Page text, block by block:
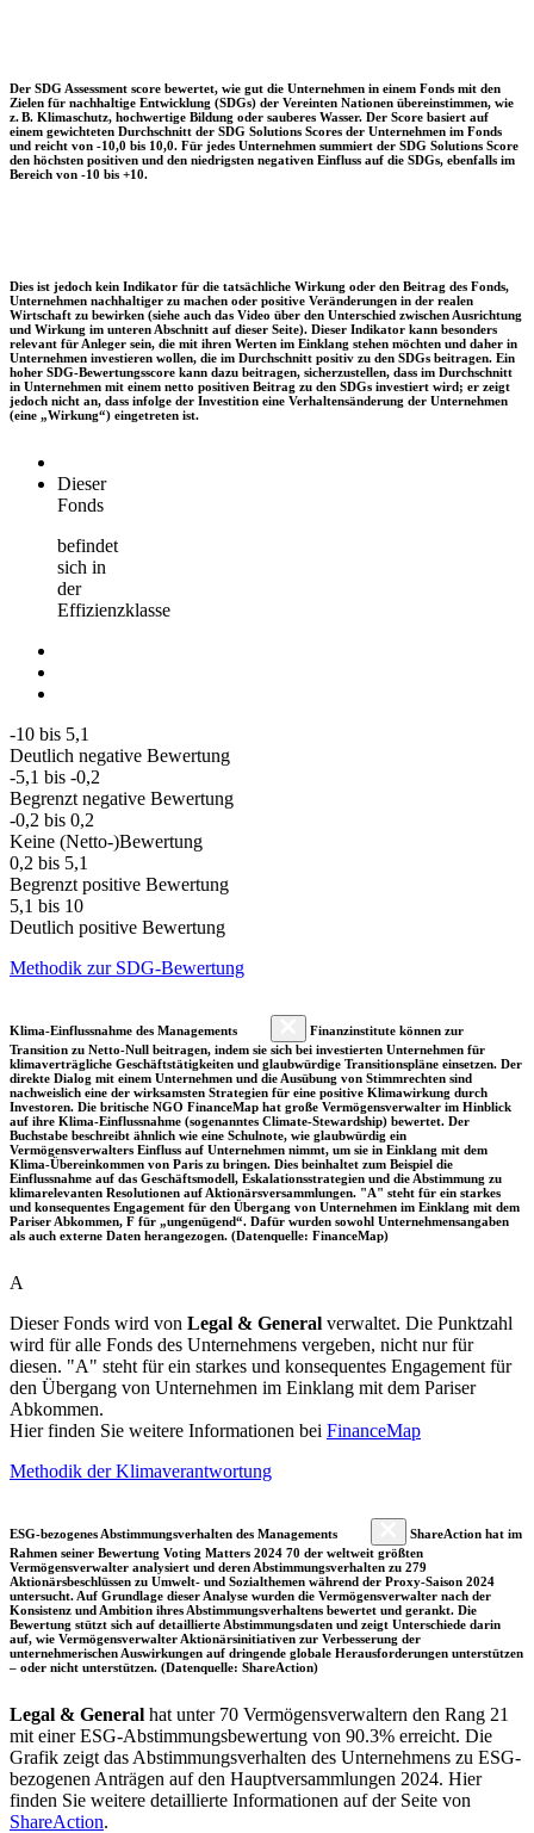
Der SDG Assessment score bewertet, wie gut die Unternehmen in einem Fonds mit den
Zielen für nachhaltige Entwicklung (SDGs) der Vereinten Nationen übereinstimmen, wie
z. B. Klimaschutz, hochwertige Bildung oder sauberes Wasser. Der Score basiert auf
einem gewichteten Durchschnitt der SDG Solutions Scores der Unternehmen im Fonds
und reicht von -10,0 bis 10,0. Für jedes Unternehmen summiert der SDG Solutions Score
den höchsten positiven und den niedrigsten negativen Einfluss auf die SDGs, ebenfalls im
Bereich von -10 bis +10.
Dies ist jedoch kein Indikator für die tatsächliche Wirkung oder den Beitrag des Fonds,
Unternehmen nachhaltiger zu machen oder positive Veränderungen in der realen
Wirtschaft zu bewirken (siehe auch das Video über den Unterschied zwischen Ausrichtung
und Wirkung im unteren Abschnitt auf dieser Seite). Dieser Indikator kann besonders
relevant für Anleger sein, die mit ihren Werten im Einklang stehen möchten und daher in
Unternehmen investieren wollen, die im Durchschnitt positiv zu den SDGs beitragen. Ein
hoher SDG-Bewertungsscore kann dazu beitragen, sicherzustellen, dass im Durchschnitt
in Unternehmen mit einem netto positiven Beitrag zu den SDGs investiert wird; er zeigt
jedoch nicht an, dass infolge der Investition eine Verhaltensänderung der Unternehmen
(eine „Wirkung“) eingetreten ist.
Dieser
Fonds
befindet
sich in
der
Effizienzklasse
-10 bis 5,1
Deutlich negative Bewertung
-5,1 bis -0,2
Begrenzt negative Bewertung
-0,2 bis 0,2
Keine (Netto-)Bewertung
0,2 bis 5,1
Begrenzt positive Bewertung
5,1 bis 10
Deutlich positive Bewertung
Methodik zur SDG-Bewertung
Klima-Einflussnahme des Managements
Finanzinstitute können zur
Transition zu Netto-Null beitragen, indem sie sich bei investierten Unternehmen für
klimaverträgliche Geschäftstätigkeiten und glaubwürdige Transitionspläne einsetzen. Der
direkte Dialog mit einem Unternehmen und die Ausübung von Stimmrechten sind
nachweislich eine der wirksamsten Strategien für eine positive Klimawirkung durch
Investoren. Die britische NGO FinanceMap hat große Vermögensverwalter im Hinblick
auf ihre Klima-Einflussnahme (sogenanntes Climate-Stewardship) bewertet. Der
Buchstabe beschreibt ähnlich wie eine Schulnote, wie glaubwürdig ein
Vermögensverwalters Einfluss auf Unternehmen nimmt, um sie in Einklang mit dem
Klima-Übereinkommen von Paris zu bringen. Dies beinhaltet zum Beispiel die
Einflussnahme auf das Geschäftsmodell, Eskalationsstrategien und die Abstimmung zu
klimarelevanten Resolutionen auf Aktionärsversammlungen. "A" steht für ein starkes
und konsequentes Engagement für den Übergang von Unternehmen im Einklang mit dem
Pariser Abkommen, F für „ungenügend“. Dafür wurden sowohl Unternehmensangaben
als auch externe Daten herangezogen. (Datenquelle: FinanceMap)
A
Dieser Fonds wird von Legal & General verwaltet. Die Punktzahl
wird für alle Fonds des Unternehmens vergeben, nicht nur für
diesen. "A" steht für ein starkes und konsequentes Engagement für
den Übergang von Unternehmen im Einklang mit dem Pariser
Abkommen.
Hier finden Sie weitere Informationen bei FinanceMap
Methodik der Klimaverantwortung
ESG-bezogenes Abstimmungsverhalten des Managements
ShareAction hat im
Rahmen seiner Bewertung Voting Matters 2024 70 der weltweit größten
Vermögensverwalter analysiert und deren Abstimmungsverhalten zu 279
Aktionärsbeschlüssen zu Umwelt- und Sozialthemen während der Proxy-Saison 2024
untersucht. Auf Grundlage dieser Analyse wurden die Vermögensverwalter nach der
Konsistenz und Ambition ihres Abstimmungsverhaltens bewertet und gerankt. Die
Bewertung stützt sich auf detaillierte Abstimmungsdaten und zeigt Unterschiede darin
auf, wie Vermögensverwalter Aktionärsinitiativen zur Verbesserung der
unternehmerischen Auswirkungen auf dringende globale Herausforderungen unterstützen
– oder nicht unterstützen. (Datenquelle: ShareAction)
Legal & General hat unter 70 Vermögensverwaltern den Rang 21
mit einer ESG-Abstimmungsbewertung von 90.3% erreicht. Die
Grafik zeigt das Abstimmungsverhalten des Unternehmens zu ESG-
bezogenen Anträgen auf den Hauptversammlungen 2024. Hier
finden Sie weitere detaillierte Informationen auf der Seite von
ShareAction.